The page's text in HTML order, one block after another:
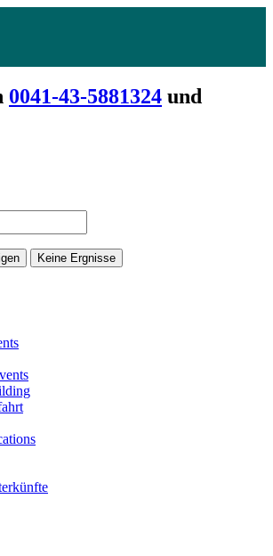
0041-43-5881324 und
Keine Ergnisse